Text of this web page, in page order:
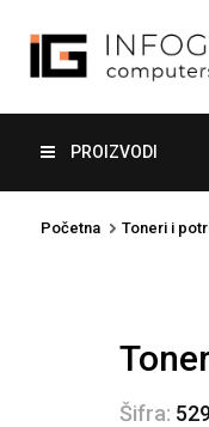
PROIZVODI
Početna Toneri i
Šifra: